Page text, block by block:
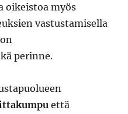
oikeistoa myös
vastustamisella
perinne.
että